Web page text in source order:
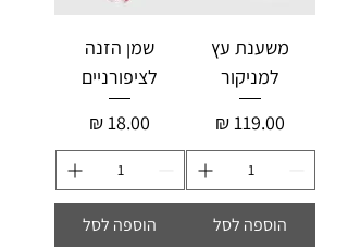
משענת עץ
למניקור
מחיר
הוספה לסל
שמן הזנה
לציפורניים
מחיר
הוספה לסל